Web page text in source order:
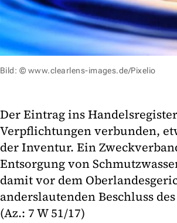
Bild: © www.clearlens-images.de/Pixelio
Der Eintrag ins
Verpflichtungen verbunden,
der Inventur. Ein
Entsorgung von
damit vor dem
anderslautenden Beschluss
(Az.: 7 W 51/17)